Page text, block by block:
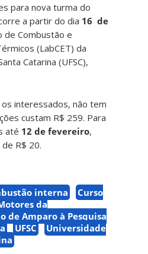
para nova turma do
a partir do dia 16 de
de Combustão e
(LabCET) da
Catarina (UFSC),
interessados, não tem
custam R$ 259. Para
até 12 de fevereiro,
R$ 20.
interna
Curso
da
de Amparo à Pesquisa
UFSC
Universidade